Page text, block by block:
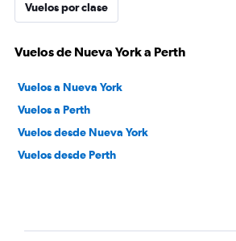
Vuelos por clase
Vuelos de Nueva York a Perth
Vuelos a Nueva York
Vuelos a Perth
Vuelos desde Nueva York
Vuelos desde Perth